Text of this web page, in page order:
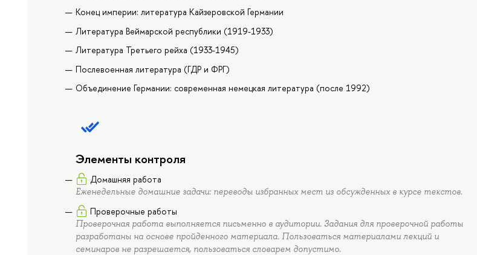
Конец империи: литература Кайзеровской Германии
Литература Веймарской республики (1919-1933)
Литература Третьего рейха (1933-1945)
Послевоенная литература (ГДР и ФРГ)
Объединение Германии: современная немецкая литература (после 1992)
Элементы контроля
Домашняя работа
Еженедельные домашние задачи: переводы избранных мест из обсужденных в курсе текстов.
Проверочные работы
Проверочная работа выполняется письменно в аудитории. Задания для проверочной работы
разработаны на основе пройденного материала. Пользоваться материалами лекций и
семинаров не разрешается, пользоваться словарем допустимо.